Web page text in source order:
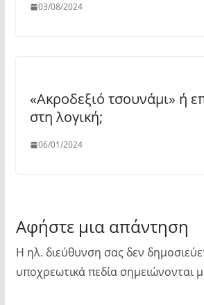
03/08/2024
«Ακροδεξιό τσουνάμι» ή
στη λογική;
06/01/2024
Αφήστε μια απάντηση
Η ηλ. διεύθυνση σας δεν
υποχρεωτικά πεδία σημειώνονται